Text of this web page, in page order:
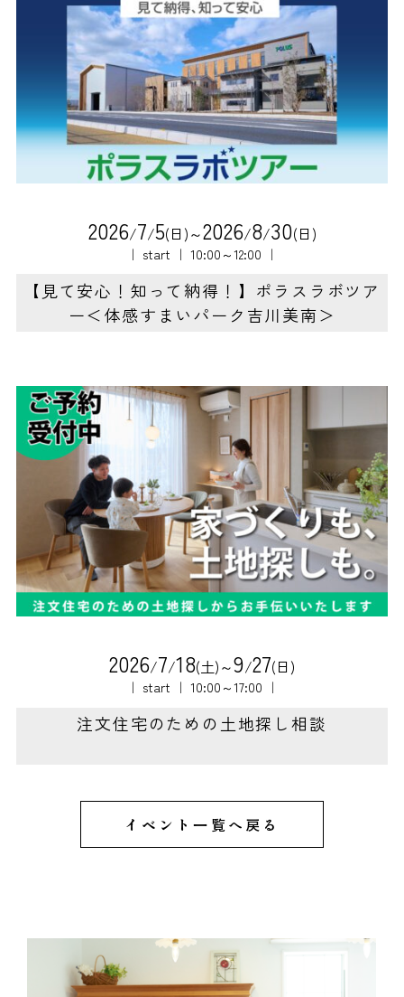
2026/7/5(日)～2026/8/30(日)
｜ start ｜ 10:00～12:00 ｜
【見て安心！知って納得！】ポラスラボツア
ー＜体感すまいパーク吉川美南＞
2026/7/18(土)～9/27(日)
｜ start ｜ 10:00～17:00 ｜
注文住宅のための土地探し相談
イベント一覧へ戻る